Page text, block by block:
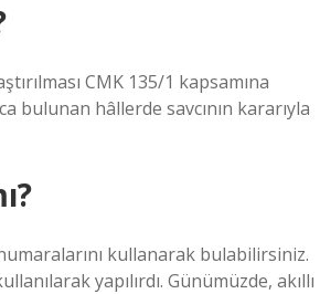
CMK 135/1 kapsamına
bulunan hâllerde savcının kararıyla
kullanarak bulabilirsiniz.
yapılırdı. Günümüzde, akıllı